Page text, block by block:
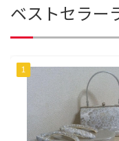
ベストセラー